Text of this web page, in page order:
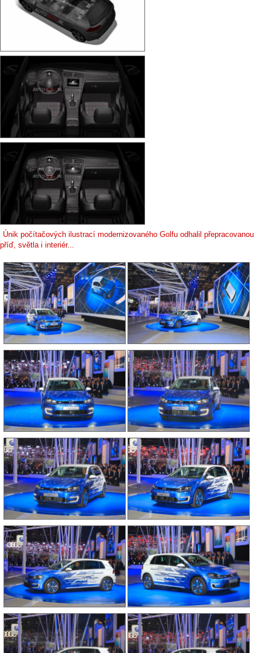
Únik počítačových ilustrací modernizovaného Golfu odhalil přepracovanou
příď, světla i interiér...